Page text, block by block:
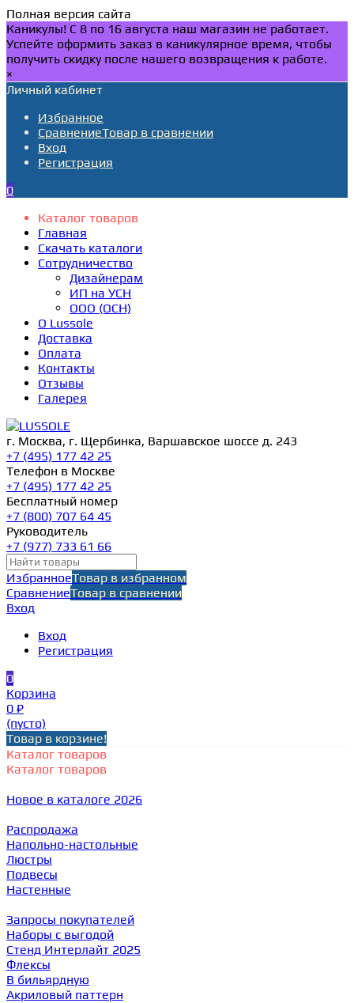
Полная версия сайта
Каникулы! С 8 по 16 августа наш магазин не работает.
Успейте оформить заказ в каникулярное время, чтобы
получить скидку после нашего возвращения к работе.
×
Личный кабинет
Избранное
СравнениеТовар в сравнении
Вход
Регистрация
0
Каталог товаров
Главная
Скачать каталоги
Сотрудничество
Дизайнерам
ИП на УСН
ООО (ОСН)
О Lussole
Доставка
Оплата
Контакты
Отзывы
Галерея
г. Москва, г. Щербинка, Варшавское шоссе д. 243
+7 (495) 177 42 25
Телефон в Москве
+7 (495) 177 42 25
Бесплатный номер
+7 (800) 707 64 45
Руководитель
+7 (977) 733 61 66
ИзбранноеТовар в избранном
СравнениеТовар в сравнении
Вход
Вход
Регистрация
0
Корзина
0 ₽
(пусто)
Товар в корзине!
Каталог товаров
Каталог товаров
Новое в каталоге 2026
Распродажа
Напольно-настольные
Люстры
Подвесы
Настенные
Запросы покупателей
Наборы с выгодой
Стенд Интерлайт 2025
Флексы
В бильярдную
Акриловый паттерн